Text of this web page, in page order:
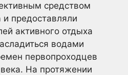
средством
и предоставляли
активного отдыха
водами
первопроходцев
На протяжении